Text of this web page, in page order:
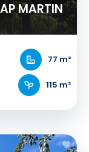
MARTIN
77 m²
115 m²